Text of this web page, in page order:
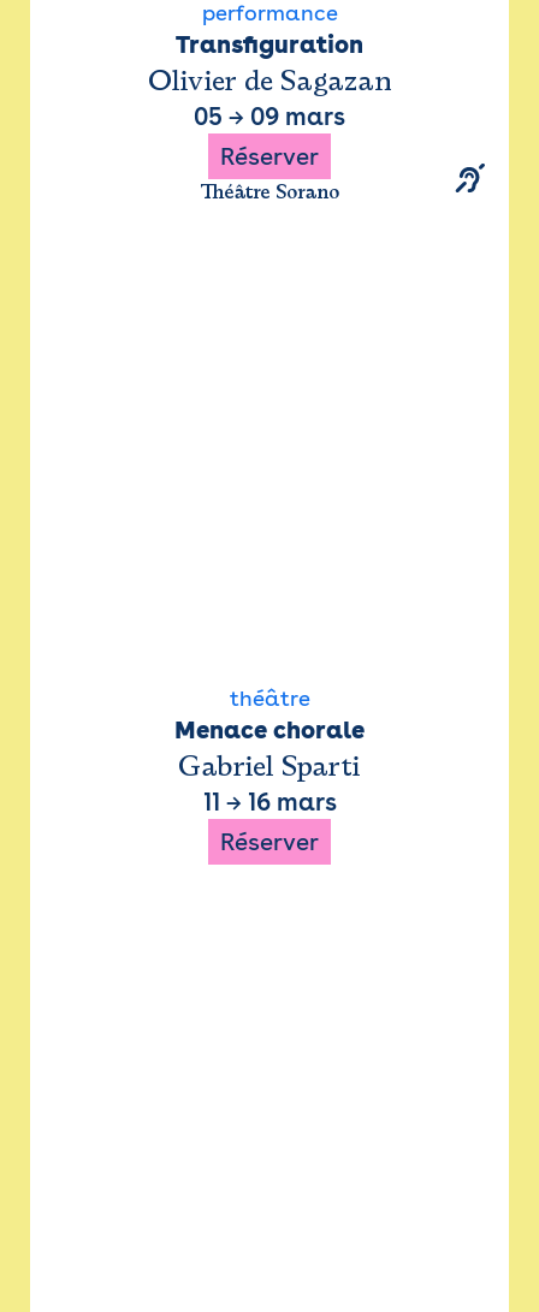
performance
Transfiguration
Olivier de Sagazan
05 → 09 mars
Réserver
Théâtre Sorano
théâtre
Menace chorale
Gabriel Sparti
11 → 16 mars
Réserver